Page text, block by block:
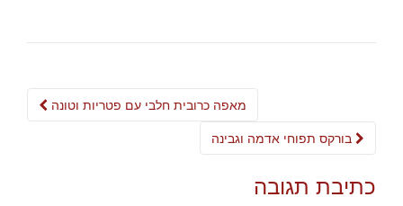
Post
מאפה כרובית חלבי עם פטריות וטונה
כתיבת תגובה